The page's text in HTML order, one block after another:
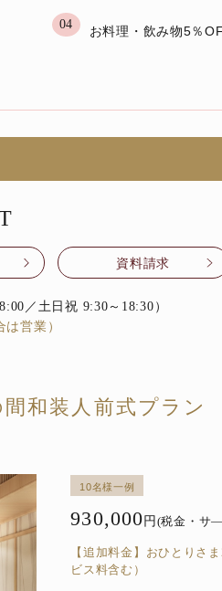
04 お料理・飲み物5％
資料請求
／土日祝 9:30～18:30）
営業）
和装人前式プラン
10名様一例
930,000 円 (税金・サ
【追加料金】おひとりさ
ビス料含む）